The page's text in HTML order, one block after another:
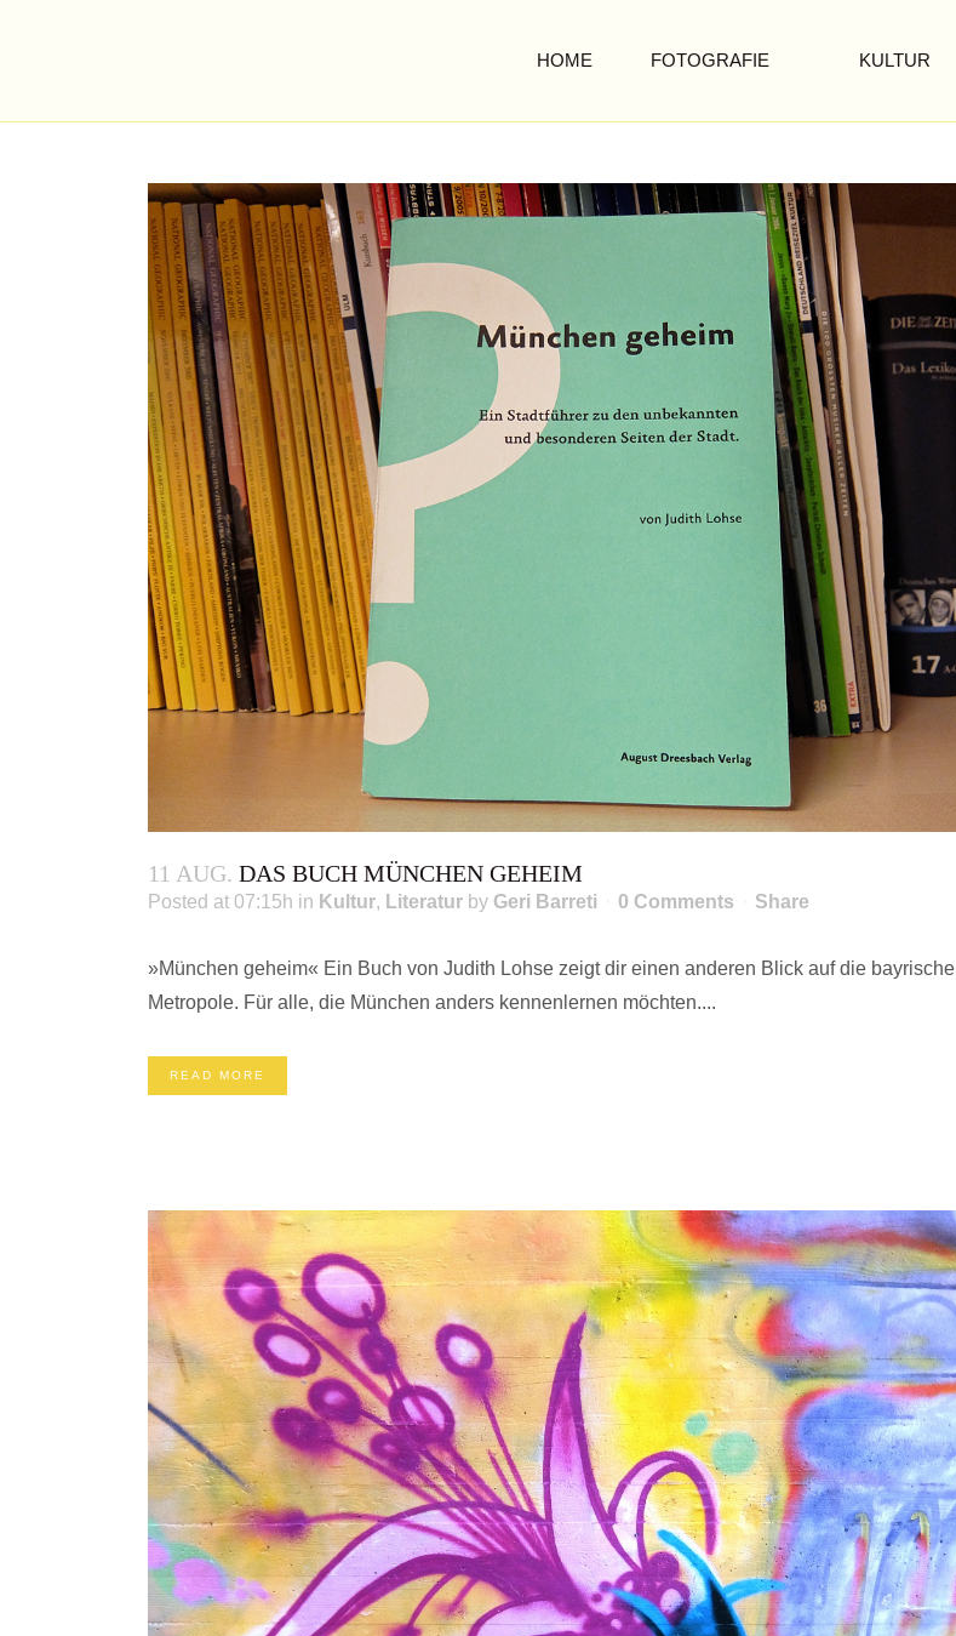
HOME FOTOGRAFIE KULTUR
11 AUG. DAS BUCH MÜNCHEN GEHEIM
Posted at 07:15h in Kultur, Literatur by Geri Barreti 0 Comments Share
»München geheim« Ein Buch von Judith Lohse zeigt dir einen anderen Blick auf die bayrische
Metropole. Für alle, die München anders kennenlernen möchten....
READ MORE